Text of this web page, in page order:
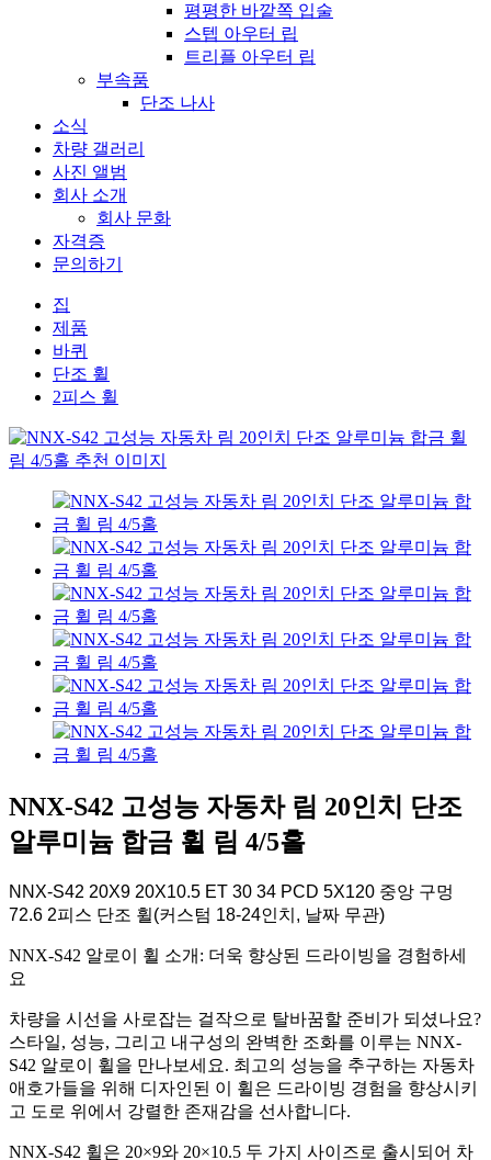
평평한 바깥쪽 입술
스텝 아우터 립
트리플 아우터 립
부속품
단조 나사
소식
차량 갤러리
사진 앨범
회사 소개
회사 문화
자격증
문의하기
집
제품
바퀴
단조 휠
2피스 휠
NNX-S42 고성능 자동차 림 20인치 단조
알루미늄 합금 휠 림 4/5홀
NNX-S42 20X9 20X10.5 ET 30 34 PCD 5X120 중앙 구멍
72.6 2피스 단조 휠(커스텀 18-24인치, 날짜 무관)
NNX-S42 알로이 휠 소개: 더욱 향상된 드라이빙을 경험하세
요
차량을 시선을 사로잡는 걸작으로 탈바꿈할 준비가 되셨나요?
스타일, 성능, 그리고 내구성의 완벽한 조화를 이루는 NNX-
S42 알로이 휠을 만나보세요. 최고의 성능을 추구하는 자동차
애호가들을 위해 디자인된 이 휠은 드라이빙 경험을 향상시키
고 도로 위에서 강렬한 존재감을 선사합니다.
NNX-S42 휠은 20×9와 20×10.5 두 가지 사이즈로 출시되어 차